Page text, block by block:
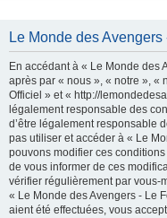
Le Monde des
En accédant à « Le Monde des
après par « nous », « notre », «
Officiel » et « http://
légalement responsable des
d’être légalement responsable
pas utiliser et accéder à « Le
pouvons modifier ces
de vous informer de ces
vérifier régulièrement par vous-
« Le Monde des Avengers - Le
aient été effectuées, vous